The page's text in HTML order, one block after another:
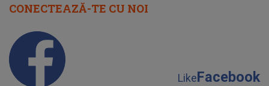
CONECTEAZĂ-TE CU NOI
LikeFacebook